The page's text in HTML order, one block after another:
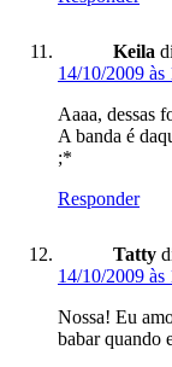
Keila
14/10/2009 às
Aaaa, dessas
A banda é
;*
Responder
Tatty
14/10/2009 às
Nossa! Eu
babar